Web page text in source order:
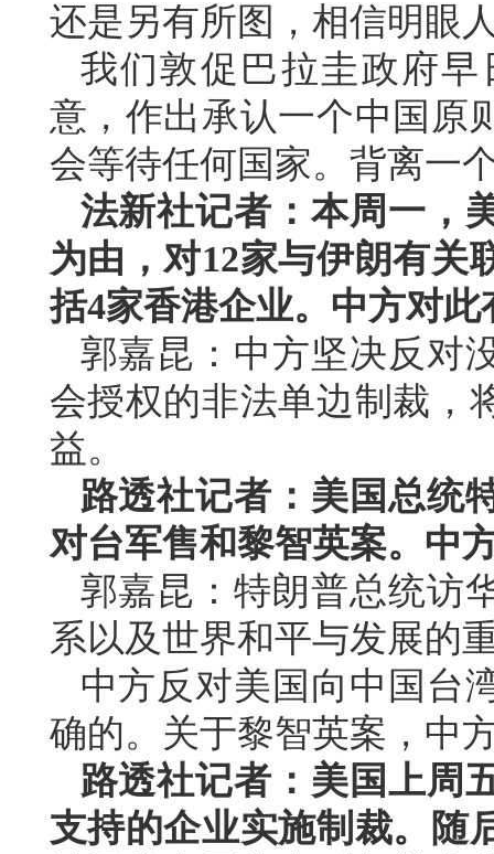
还是另有所图，相信明眼
我们敦促巴拉圭政府
意，作出承认一个中国原
会等待任何国家。背离一
法新社记者：本周一，
为由，对12家与伊朗有关
括4家香港企业。中方对此
郭嘉昆：中方坚决反对
会授权的非法单边制裁，
益。
路透社记者：美国总统
对台军售和黎智英案。中
郭嘉昆：特朗普总统访
系以及世界和平与发展的
中方反对美国向中国台
确的。关于黎智英案，中
路透社记者：美国上周
支持的企业实施制裁。随